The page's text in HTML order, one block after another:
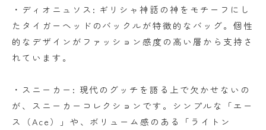
・ディオニュソス: ギリシャ神話の神をモチーフにし
たタイガーヘッドのバックルが特徴的なバッグ。個性
的なデザインがファッション感度の高い層から支持さ
れています。
・スニーカー: 現代のグッチを語る上で欠かせないの
が、スニーカーコレクションです。シンプルな「エー
ス（Ace）」や、ボリューム感のある「ライトン